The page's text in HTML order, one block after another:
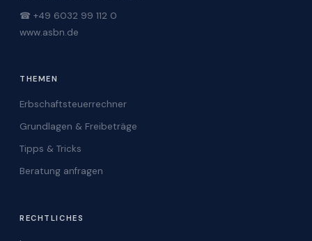
☎ +49 6032 99 112 0
www.asbn.de
THEMEN
Erbschaftsteuerrechner
Grundlagen & Freibeträge
Tipps & Tricks
Beratung anfragen
RECHTLICHES